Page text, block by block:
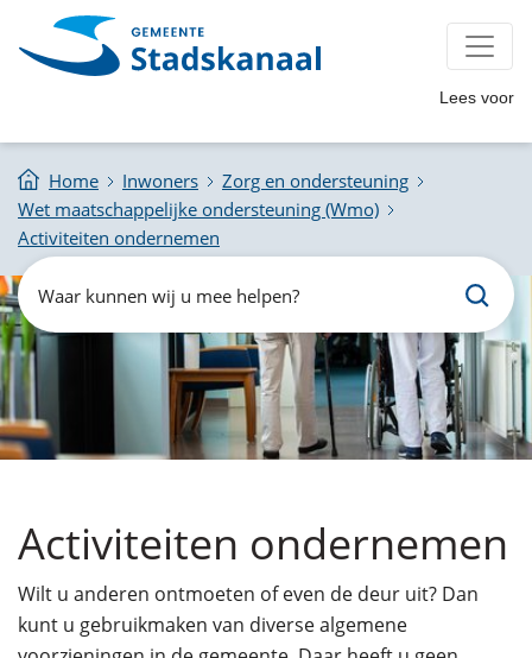
Lees voor
Home Inwoners
Zorg en ondersteuning
Wet maatschappelijke ondersteuning (Wmo)
Activiteiten ondernemen
Zoeken
Waar
kunnen
wij
u
helpen?
Activiteiten ondernemen
Wilt u anderen ontmoeten of even de deur uit? Dan
kunt u gebruikmaken van diverse algemene